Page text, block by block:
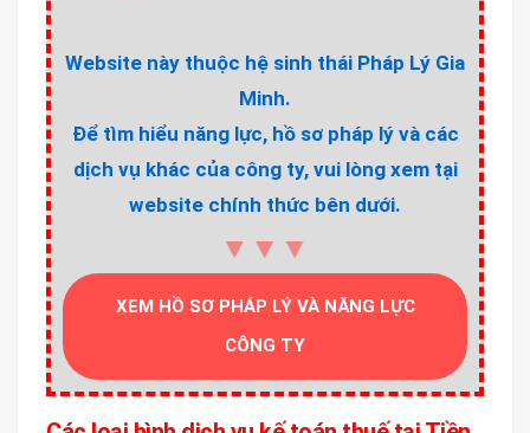
Website này thuộc hệ sinh thái Pháp Lý Gia
Minh.
Để tìm hiểu năng lực, hồ sơ pháp lý và các
dịch vụ khác của công ty, vui lòng xem tại
website chính thức bên dưới.
▼▼▼
XEM HỒ SƠ PHÁP LÝ VÀ NĂNG LỰC
CÔNG TY